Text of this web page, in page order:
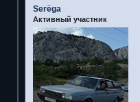
Serёga
Активный участник